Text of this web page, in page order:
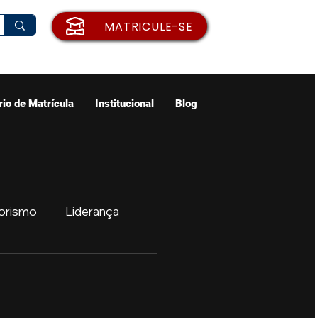
MATRICULE-SE
de Matrícula Institucional Blog
Liderança